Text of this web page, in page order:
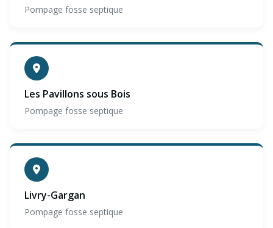
Pompage fosse septique
Les Pavillons sous Bois
Pompage fosse septique
Livry-Gargan
Pompage fosse septique